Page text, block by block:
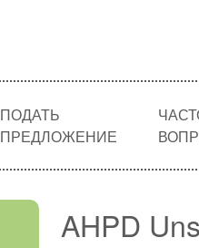
ПОДАТЬ
ПРЕДЛОЖЕНИЕ
AHPD